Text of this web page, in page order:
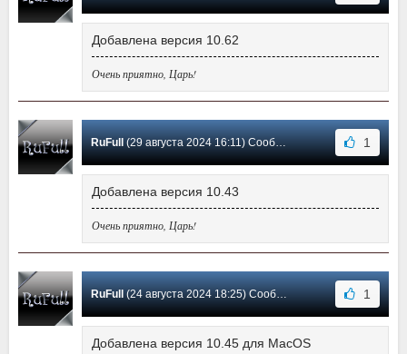
Добавлена версия 10.62
Очень приятно, Царь!
RuFull(29 августа 2024 16:11) Сообщение #35 1
Добавлена версия 10.43
Очень приятно, Царь!
RuFull(24 августа 2024 18:25) Сообщение #34 1
Добавлена версия 10.45 для MacOS